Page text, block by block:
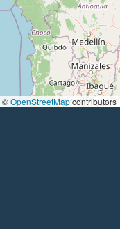
©OpenStreetMapcontributors